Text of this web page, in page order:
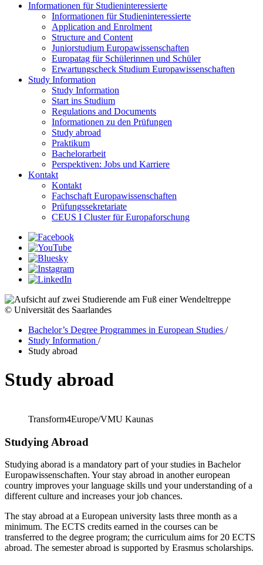
Informationen für Studieninteressierte
Informationen für Studieninteressierte
Application and Enrolment
Structure and Content
Juniorstudium Europawissenschaften
Europatag für Schülerinnen und Schüler
Erwartungscheck Studium Europawissenschaften
Study Information
Study Information
Start ins Studium
Regulations and Documents
Informationen zu den Prüfungen
Study abroad
Praktikum
Bachelorarbeit
Perspektiven: Jobs und Karriere
Kontakt
Kontakt
Fachschaft Europawissenschaften
Prüfungssekretariate
CEUS I Cluster für Europaforschung
© Universität des Saarlandes
Bachelor’s Degree Programmes in European Studies /
Study Information /
Study abroad
Study abroad
Transform4Europe/VMU Kaunas
Studying Abroad
Studying aborad is a mandatory part of your studies in Bachelor
Europawissenschaften. Your stay abroad in another european
country improves your language skills und your understanding of a
different culture and increases your job chances.
The stay abroad at a European university lasts three month as a
minimum. The ECTS credits earned in the courses can be
transferred to the degree program; the curriculum aims for 20 ECTS
abroad. The semester abroad is supported by Erasmus scholarships.